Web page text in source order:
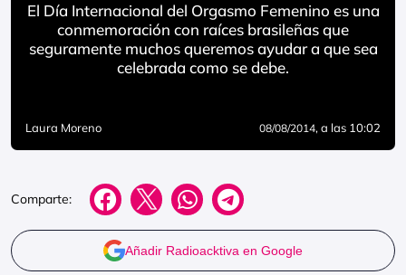
El Día Internacional del Orgasmo Femenino es una
conmemoración con raíces brasileñas que
seguramente muchos queremos ayudar a que sea
celebrada como se debe.
Laura Moreno 08/08/2014, a las 10:02
Comparte:
Añadir Radioacktiva en Google